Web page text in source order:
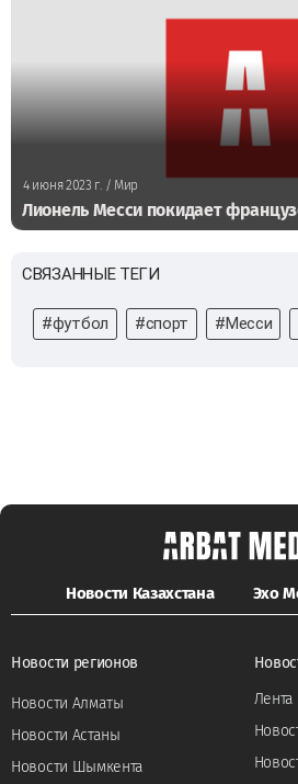
4 июня 2023 г./ Мир
Лионель Месси покидает
СВЯЗАННЫЕ ТЕГИ
#футбол #спорт #Месси
Новости Казахстана Эхо
Новости регионов
Новости Алматы
Новости Астаны
Новости Шымкента
Лента